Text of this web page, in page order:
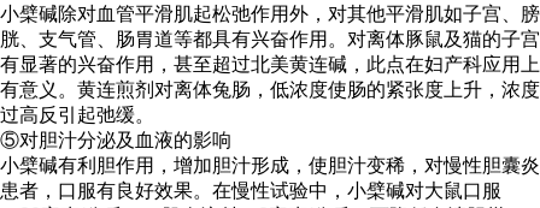
小檗碱除对血管平滑肌起松弛作用外，对其他平滑肌如子宫、膀
胱、支气管、肠胃道等都具有兴奋作用。对离体豚鼠及猫的子宫
有显著的兴奋作用，甚至超过北美黄连碱，此点在妇产科应用上
有意义。黄连煎剂对离体兔肠，低浓度使肠的紧张度上升，浓度
过高反引起弛缓。
⑤对胆汁分泌及血液的影响
小檗碱有利胆作用，增加胆汁形成，使胆汁变稀，对慢性胆囊炎
患者，口服有良好效果。在慢性试验中，小檗碱对大鼠口服